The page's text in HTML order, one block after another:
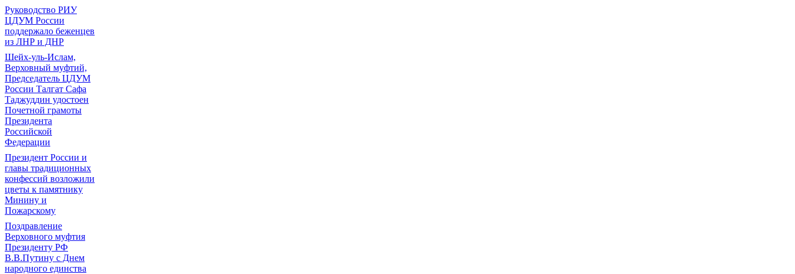
Руководство РИУ
ЦДУМ России
поддержало беженцев
из ЛНР и ДНР
Шейх-уль-Ислам,
Верховный муфтий,
Председатель ЦДУМ
России Талгат Сафа
Таджуддин удостоен
Почетной грамоты
Президента
Российской
Федерации
Президент России и
главы традиционных
конфессий возложили
цветы к памятнику
Минину и
Пожарскому
Поздравление
Верховного муфтия
Президенту РФ
В.В.Путину с Днем
народного единства